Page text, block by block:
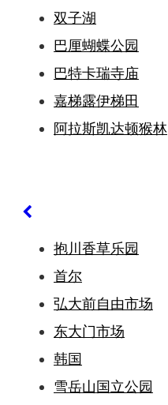
双子湖
巴厘蝴蝶公园
巴特卡瑞寺庙
嘉梯露伊梯田
阿拉斯凯达顿猴林
抱川香草乐园
首尔
弘大前自由市场
东大门市场
韩国
雪岳山国立公园